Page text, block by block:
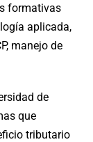
formativas
aplicada,
manejo de
de
que
tributario